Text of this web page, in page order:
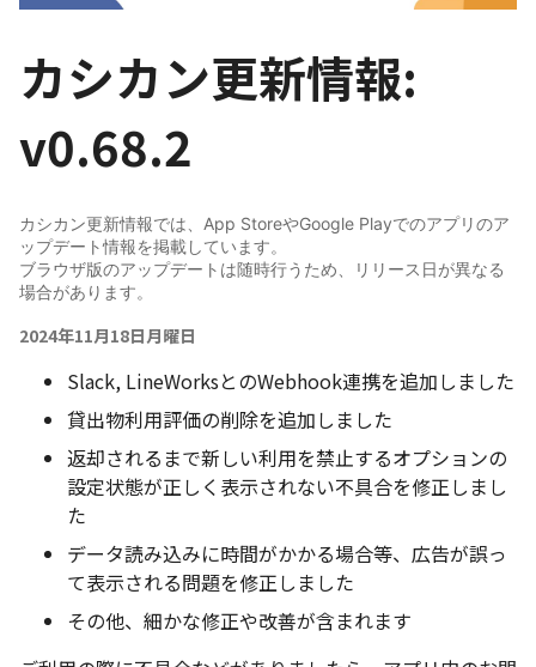
カシカン更新情報:
v0.68.2
カシカン更新情報では、App StoreやGoogle Playでのアプリのア
ップデート情報を掲載しています。
ブラウザ版のアップデートは随時行うため、リリース日が異なる
場合があります。
2024年11月18日月曜日
Slack, LineWorksとのWebhook連携を追加しました
貸出物利用評価の削除を追加しました
返却されるまで新しい利用を禁止するオプションの
設定状態が正しく表示されない不具合を修正しまし
た
データ読み込みに時間がかかる場合等、広告が誤っ
て表示される問題を修正しました
その他、細かな修正や改善が含まれます